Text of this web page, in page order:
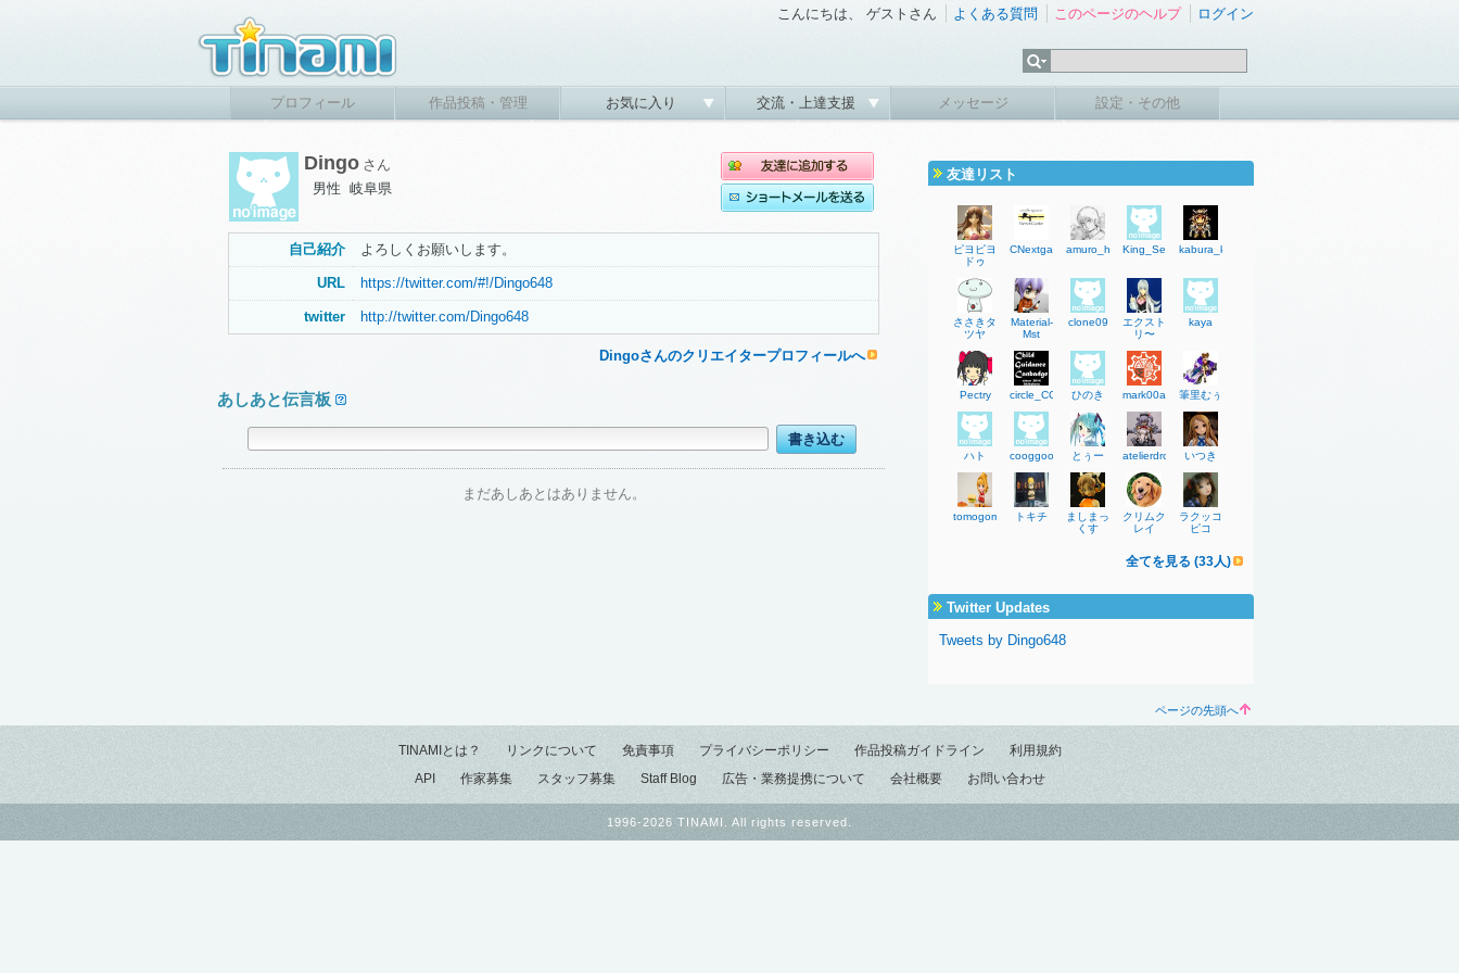
こんにちは、 ゲストさん よくある質問 このページのヘルプ ログイン
プロフィール 作品投稿・管理 お気に入り 交流・上達支援 メッセージ 設定・その他
Dingo さん
男性 岐阜県
自己紹介 よろしくお願いします。
URL https://twitter.com/#!/Dingo648
twitter http://twitter.com/Dingo648
Dingoさんのクリエイタープロフィールへ
あしあと伝言板
まだあしあとはありません。
友達リスト
ピヨピヨ
ドゥ
CNextgate amuro_h King_SeungHkabura_kk
ささきタ
ツヤ
Material-
Mst
clone09
エクスト
リ〜
kaya
Pectry circle_CGC ひのき mark00ac 筆里むぅ
ハト cooggoo とぅー atelierdropd2いつき
tomogomahuトキチ
ましまっ
くす
クリムク
レイ
ラクッコ
ピコ
全てを見る (33人)
Twitter Updates
Tweets by Dingo648
ページの先頭へ
TINAMIとは？ リンクについて 免責事項 プライバシーポリシー 作品投稿ガイドライン
利用規約
API
作家募集 スタッフ募集 Staff Blog 広告・業務提携について 会社概要 お問い合わせ
1996-2026 TINAMI. All rights reserved.